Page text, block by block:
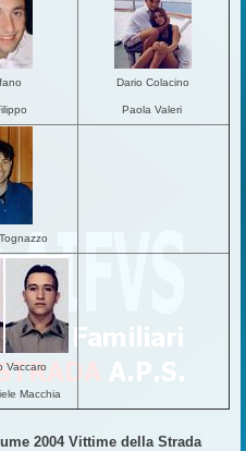
Dario Colacino
Paola Valeri
Vaccaro
Macchia
2004 Vittime della Strada